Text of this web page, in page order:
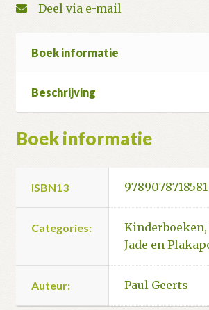
Deel via e-mail
Boek informatie
Beschrijving
Boek informatie
ISBN13 9789078718581
Categories: Kinderboeken,
Jade en
Auteur: Paul Geerts